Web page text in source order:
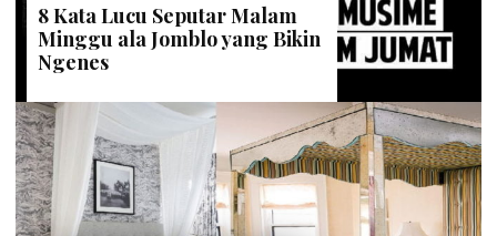
8 Kata Lucu Seputar Malam
Minggu ala Jomblo yang Bikin
Ngenes